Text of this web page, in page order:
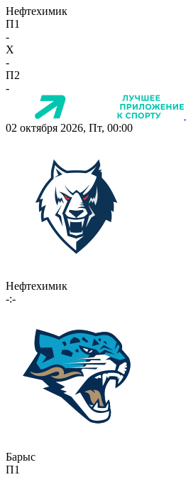
Нефтехимик
П1
-
X
-
П2
-
02 октября 2026, Пт, 00:00
Нефтехимик
-:-
Барыс
П1